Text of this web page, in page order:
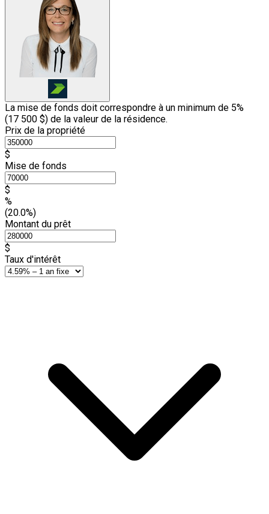
La mise de fonds doit correspondre à un minimum de 5%
(17 500 $) de la valeur de la résidence.
Prix de la propriété
$
Mise de fonds
$
%
(20.0%)
Montant du prêt
$
Taux d'intérêt